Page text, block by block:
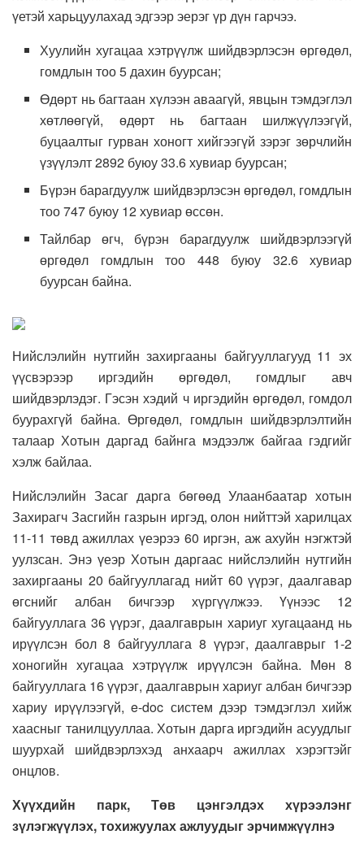
үетэй харьцуулахад эдгээр эерэг үр дүн гарчээ.
Хуулийн хугацаа хэтрүүлж шийдвэрлэсэн өргөдөл,
гомдлын тоо 5 дахин буурсан;
Өдөрт нь багтаан хүлээн аваагүй, явцын тэмдэглэл
хөтлөөгүй, өдөрт нь багтаан шилжүүлээгүй,
буцаалтыг гурван хоногт хийгээгүй зэрэг зөрчлийн
үзүүлэлт 2892 буюу 33.6 хувиар буурсан;
Бүрэн барагдуулж шийдвэрлэсэн өргөдөл, гомдлын
тоо 747 буюу 12 хувиар өссөн.
Тайлбар өгч, бүрэн барагдуулж шийдвэрлээгүй
өргөдөл гомдлын тоо 448 буюу 32.6 хувиар
буурсан байна.
Нийслэлийн нутгийн захиргааны байгууллагууд 11 эх
үүсвэрээр иргэдийн өргөдөл, гомдлыг авч
шийдвэрлэдэг. Гэсэн хэдий ч иргэдийн өргөдөл, гомдол
буурахгүй байна. Өргөдөл, гомдлын шийдвэрлэлтийн
талаар Хотын даргад байнга мэдээлж байгаа гэдгийг
хэлж байлаа.
Нийслэлийн Засаг дарга бөгөөд Улаанбаатар хотын
Захирагч Засгийн газрын иргэд, олон нийттэй харилцах
11-11 төвд ажиллах үеэрээ 60 иргэн, аж ахуйн нэгжтэй
уулзсан. Энэ үеэр Хотын даргаас нийслэлийн нутгийн
захиргааны 20 байгууллагад нийт 60 үүрэг, даалгавар
өгснийг албан бичгээр хүргүүлжээ. Үүнээс 12
байгууллага 36 үүрэг, даалгаврын хариуг хугацаанд нь
ирүүлсэн бол 8 байгууллага 8 үүрэг, даалгаврыг 1-2
хоногийн хугацаа хэтрүүлж ирүүлсэн байна. Мөн 8
байгууллага 16 үүрэг, даалгаврын хариуг албан бичгээр
хариу ирүүлээгүй, e-doc систем дээр тэмдэглэл хийж
хаасныг танилцууллаа. Хотын дарга иргэдийн асуудлыг
шуурхай шийдвэрлэхэд анхаарч ажиллах хэрэгтэйг
онцлов.
Хүүхдийн парк, Төв цэнгэлдэх хүрээлэнг
зүлэгжүүлэх, тохижуулах ажлуудыг эрчимжүүлнэ